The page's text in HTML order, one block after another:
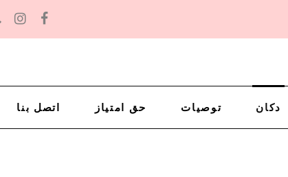
دكان توصيات حق امتياز اتصل بنا